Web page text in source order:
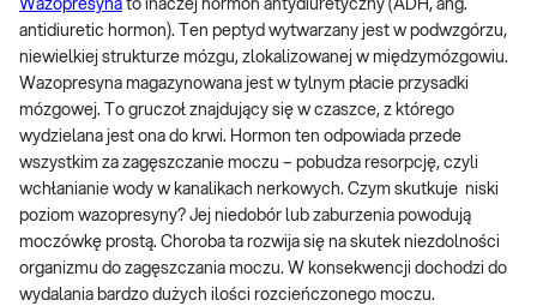
Wazopresyna to inaczej hormon antydiuretyczny (ADH, ang.
antidiuretic hormon). Ten peptyd wytwarzany jest w podwzgórzu,
niewielkiej strukturze mózgu, zlokalizowanej w międzymózgowiu.
Wazopresyna magazynowana jest w tylnym płacie przysadki
mózgowej. To gruczoł znajdujący się w czaszce, z którego
wydzielana jest ona do krwi. Hormon ten odpowiada przede
wszystkim za zagęszczanie moczu – pobudza resorpcję, czyli
wchłanianie wody w kanalikach nerkowych. Czym skutkuje niski
poziom wazopresyny? Jej niedobór lub zaburzenia powodują
moczówkę prostą. Choroba ta rozwija się na skutek niezdolności
organizmu do zagęszczania moczu. W konsekwencji dochodzi do
wydalania bardzo dużych ilości rozcieńczonego moczu.